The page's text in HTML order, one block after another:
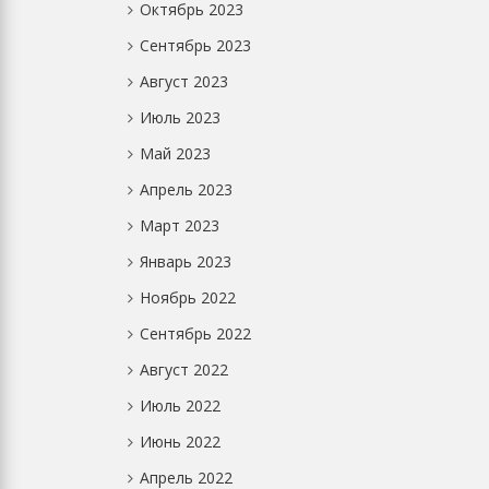
Октябрь 2023
Сентябрь 2023
Август 2023
Июль 2023
Май 2023
Апрель 2023
Март 2023
Январь 2023
Ноябрь 2022
Сентябрь 2022
Август 2022
Июль 2022
Июнь 2022
Апрель 2022